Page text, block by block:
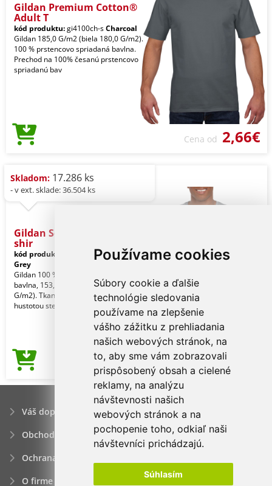
Používame cookies
Súbory cookie a ďalšie
technológie sledovania
používame na zlepšenie
vášho zážitku z prehliadania
našich webových stránok, na
to, aby sme vám zobrazovali
prispôsobený obsah a cielené
reklamy, na analýzu
návštevnosti našich
webových stránok a na
pochopenie toho, odkiaľ naši
návštevníci prichádzajú.
Súhlasím
Gildan Premium Cotton®
Adult T
kód produktu:gi4100ch-sCharcoal
Gildan 185,0 G/m2 (biela 180,0 G/m2).
100 % prstencovo spriadaná bavlna.
Prechod na 100% česanú prstencovo
spriadanú bav
Cena od 2,66€
Skladom: 17.286 ks
- v ext. sklade: 36.504 ks
Gildan Softstyle® Adult T-
shir
kód produktu: gi64000sp-sSport
Grey
Gildan 100 % prstencovo spriadaná
bavlna, 153,0 G/m2 (biela 144,0
G/m2). Tkanina Softstyle s vysokou
hustotou stehov, vy
Cena od 2,66€
Váš dopyt
Obchodné podmienky
Ochrana osobných údajov
O firme